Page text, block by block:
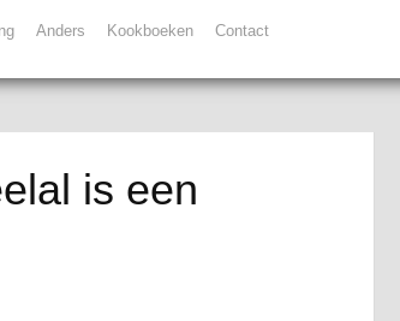
Anders Kookboeken Contact
is een